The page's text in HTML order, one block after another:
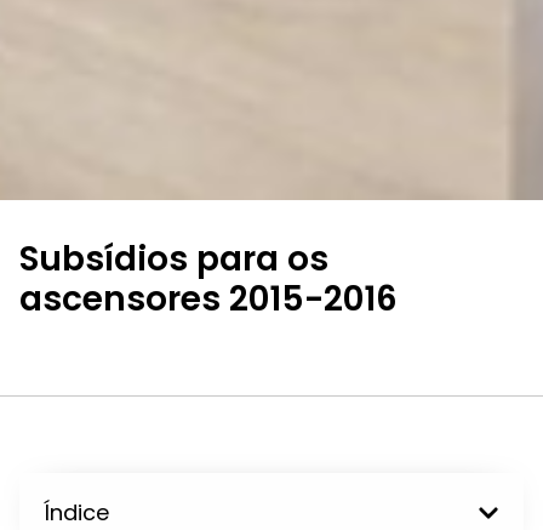
Subsídios para os
ascensores 2015-2016
Índice